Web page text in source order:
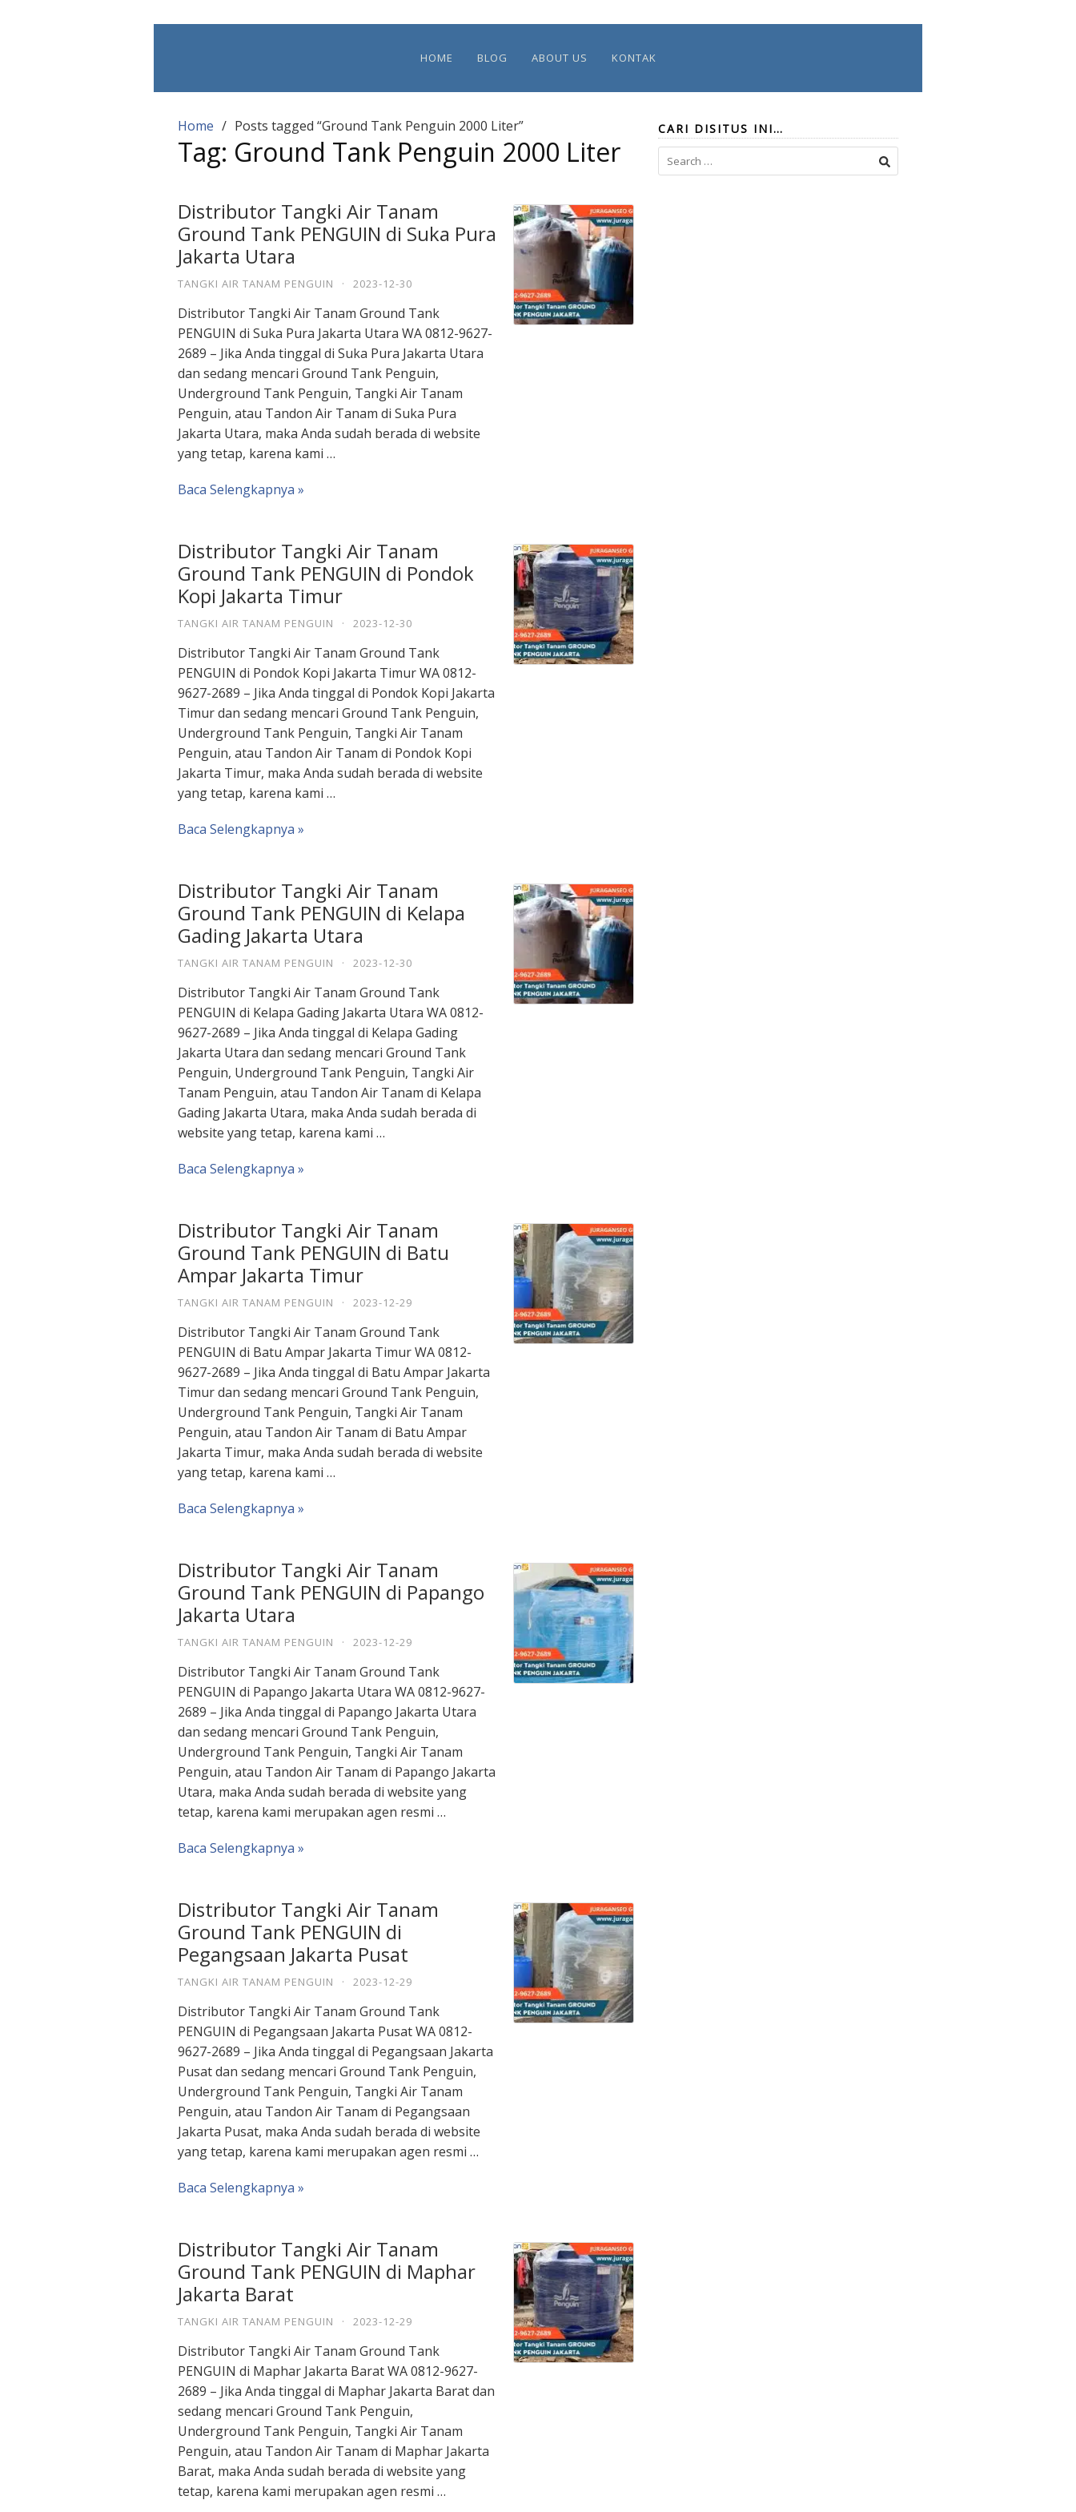
HOME BLOG ABOUT US KONTAK
Home Posts tagged “Ground Tank Penguin 2000 Liter”
Tag: Ground Tank Penguin 2000 Liter
Distributor Tangki Air Tanam
Ground Tank PENGUIN di Suka Pura
Jakarta Utara
TANGKI AIR TANAM PENGUIN · 2023-12-30
Distributor Tangki Air Tanam Ground Tank
PENGUIN di Suka Pura Jakarta Utara WA 0812-9627-
2689 – Jika Anda tinggal di Suka Pura Jakarta Utara
dan sedang mencari Ground Tank Penguin,
Underground Tank Penguin, Tangki Air Tanam
Penguin, atau Tandon Air Tanam di Suka Pura
Jakarta Utara, maka Anda sudah berada di website
yang tetap, karena kami …
Baca Selengkapnya »
Distributor Tangki Air Tanam
Ground Tank PENGUIN di Pondok
Kopi Jakarta Timur
TANGKI AIR TANAM PENGUIN · 2023-12-30
Distributor Tangki Air Tanam Ground Tank
PENGUIN di Pondok Kopi Jakarta Timur WA 0812-
9627-2689 – Jika Anda tinggal di Pondok Kopi Jakarta
Timur dan sedang mencari Ground Tank Penguin,
Underground Tank Penguin, Tangki Air Tanam
Penguin, atau Tandon Air Tanam di Pondok Kopi
Jakarta Timur, maka Anda sudah berada di website
yang tetap, karena kami …
Baca Selengkapnya »
Distributor Tangki Air Tanam
Ground Tank PENGUIN di Kelapa
Gading Jakarta Utara
TANGKI AIR TANAM PENGUIN · 2023-12-30
Distributor Tangki Air Tanam Ground Tank
PENGUIN di Kelapa Gading Jakarta Utara WA 0812-
9627-2689 – Jika Anda tinggal di Kelapa Gading
Jakarta Utara dan sedang mencari Ground Tank
Penguin, Underground Tank Penguin, Tangki Air
Tanam Penguin, atau Tandon Air Tanam di Kelapa
Gading Jakarta Utara, maka Anda sudah berada di
website yang tetap, karena kami …
Baca Selengkapnya »
Distributor Tangki Air Tanam
Ground Tank PENGUIN di Batu
Ampar Jakarta Timur
TANGKI AIR TANAM PENGUIN · 2023-12-29
Distributor Tangki Air Tanam Ground Tank
PENGUIN di Batu Ampar Jakarta Timur WA 0812-
9627-2689 – Jika Anda tinggal di Batu Ampar Jakarta
Timur dan sedang mencari Ground Tank Penguin,
Underground Tank Penguin, Tangki Air Tanam
Penguin, atau Tandon Air Tanam di Batu Ampar
Jakarta Timur, maka Anda sudah berada di website
yang tetap, karena kami …
Baca Selengkapnya »
Distributor Tangki Air Tanam
Ground Tank PENGUIN di Papango
Jakarta Utara
TANGKI AIR TANAM PENGUIN · 2023-12-29
Distributor Tangki Air Tanam Ground Tank
PENGUIN di Papango Jakarta Utara WA 0812-9627-
2689 – Jika Anda tinggal di Papango Jakarta Utara
dan sedang mencari Ground Tank Penguin,
Underground Tank Penguin, Tangki Air Tanam
Penguin, atau Tandon Air Tanam di Papango Jakarta
Utara, maka Anda sudah berada di website yang
tetap, karena kami merupakan agen resmi …
Baca Selengkapnya »
Distributor Tangki Air Tanam
Ground Tank PENGUIN di
Pegangsaan Jakarta Pusat
TANGKI AIR TANAM PENGUIN · 2023-12-29
Distributor Tangki Air Tanam Ground Tank
PENGUIN di Pegangsaan Jakarta Pusat WA 0812-
9627-2689 – Jika Anda tinggal di Pegangsaan Jakarta
Pusat dan sedang mencari Ground Tank Penguin,
Underground Tank Penguin, Tangki Air Tanam
Penguin, atau Tandon Air Tanam di Pegangsaan
Jakarta Pusat, maka Anda sudah berada di website
yang tetap, karena kami merupakan agen resmi …
Baca Selengkapnya »
Distributor Tangki Air Tanam
Ground Tank PENGUIN di Maphar
Jakarta Barat
TANGKI AIR TANAM PENGUIN · 2023-12-29
Distributor Tangki Air Tanam Ground Tank
PENGUIN di Maphar Jakarta Barat WA 0812-9627-
2689 – Jika Anda tinggal di Maphar Jakarta Barat dan
sedang mencari Ground Tank Penguin,
Underground Tank Penguin, Tangki Air Tanam
Penguin, atau Tandon Air Tanam di Maphar Jakarta
Barat, maka Anda sudah berada di website yang
tetap, karena kami merupakan agen resmi …
CARI DISITUS INI…
Search
for: